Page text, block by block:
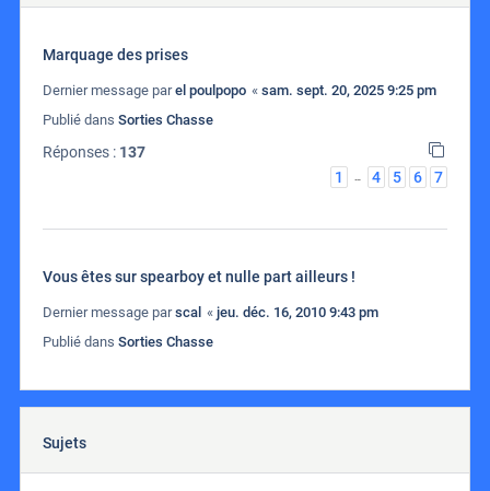
Marquage des prises
Dernier message parel poulpopo « sam. sept. 20, 2025 9:25 pm
Publié dans Sorties Chasse
Réponses : 137
1
… 4 5 6 7
Vous êtes sur spearboy et nulle part ailleurs !
Dernier message parscal « jeu. déc. 16, 2010 9:43 pm
Publié dans Sorties Chasse
Sujets